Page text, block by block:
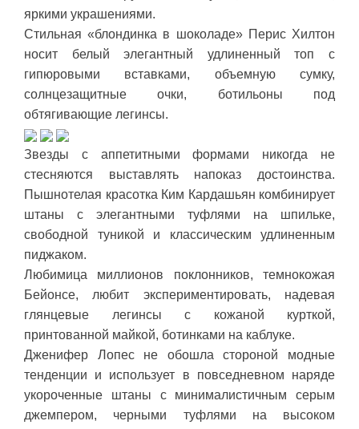
яркими украшениями.
Стильная «блондинка в шоколаде» Перис Хилтон
носит белый элегантный удлиненный топ с
гипюровыми вставками, объемную сумку,
солнцезащитные очки, ботильоны под
обтягивающие легинсы.
Звезды с аппетитными формами никогда не
стесняются выставлять напоказ достоинства.
Пышнотелая красотка Ким Кардашьян комбинирует
штаны с элегантными туфлями на шпильке,
свободной туникой и классическим удлиненным
пиджаком.
Любимица миллионов поклонников, темнокожая
Бейонсе, любит экспериментировать, надевая
глянцевые легинсы с кожаной курткой,
принтованной майкой, ботинками на каблуке.
Дженифер Лопес не обошла стороной модные
тенденции и использует в повседневном наряде
укороченные штаны с минималистичным серым
джемпером, черными туфлями на высоком